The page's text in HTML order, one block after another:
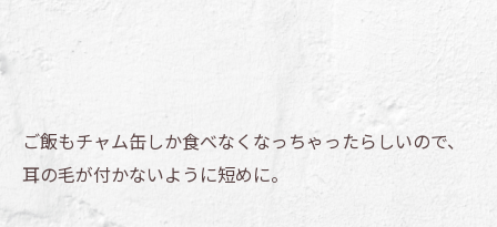
ご飯もチャム缶しか食べなくなっちゃったらしいので、
耳の毛が付かないように短めに。